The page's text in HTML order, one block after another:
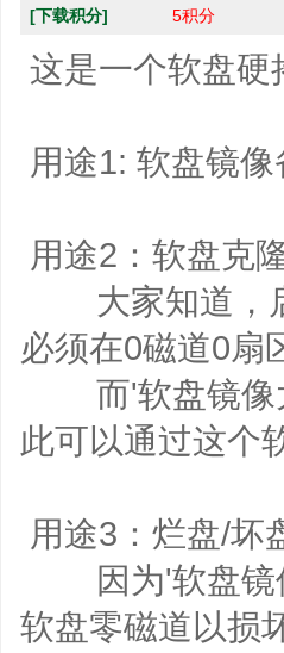
[下载积分]
5积分
这是一个软盘硬
用途1: 软盘镜
用途2：软盘克
大家知道，启
必须在0磁道0扇
而'软盘镜像大
此可以通过这个
用途3：烂盘/坏
因为'软盘镜像
软盘零磁道以损